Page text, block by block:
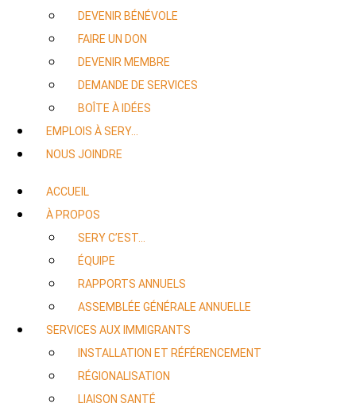
DEVENIR BÉNÉVOLE
FAIRE UN DON
DEVENIR MEMBRE
DEMANDE DE SERVICES
BOÎTE À IDÉES
EMPLOIS À SERY…
NOUS JOINDRE
ACCUEIL
À PROPOS
SERY C’EST…
ÉQUIPE
RAPPORTS ANNUELS
ASSEMBLÉE GÉNÉRALE ANNUELLE
SERVICES AUX IMMIGRANTS
INSTALLATION ET RÉFÉRENCEMENT
RÉGIONALISATION
LIAISON SANTÉ